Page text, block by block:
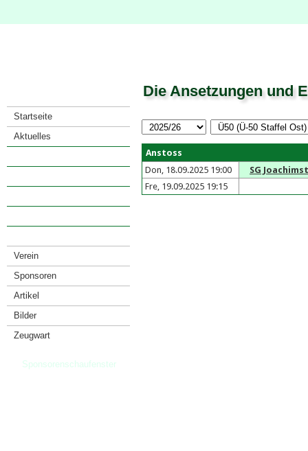
Die Ansetzungen und
Startseite
Aktuelles
Verein
Sponsoren
Artikel
Bilder
Zeugwart
Sponsorenschaufenster
Anstoss
Don, 18.09.2025 19:00
SG
Fre, 19.09.2025 19:15